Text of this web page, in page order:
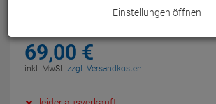
mit Edge und Forerunner.
69,00 €
inkl. MwSt. zzgl. Versandkosten
Einstellungen öffnen